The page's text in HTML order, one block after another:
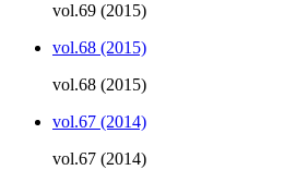
vol.69 (2015)
vol.68 (2015)
vol.68 (2015)
vol.67 (2014)
vol.67 (2014)